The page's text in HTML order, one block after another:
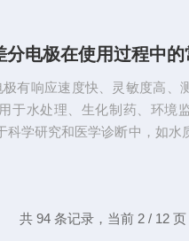
下是常见问题及相应的解决方
试...有响应速度快、灵敏度高、
于水处理、生化制药、环境
科学研究和医学诊断中，如水
方法是定期清洁，可以使用温
共 94 条记录，当前 2 / 12 页